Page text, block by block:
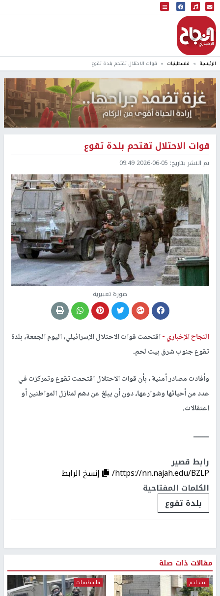
البث المباشر
إذاعة النجاح
الرئيسية فلسطينيات قوات الاحتلال تقتحم بلدة تقوع
قوات الاحتلال تقتحم بلدة تقوع
تم النشر بتاريخ: 2026-06-05 09:49
صورة تعبيرية
النجاح الإخباري -اقتحمت قوات الاحتلال الإسرائيلي، اليوم الجمعة، بلدة
تقوع جنوب شرق بيت لحم.
وأفادت مصادر أمنية ، بأن قوات الاحتلال اقتحمت تقوع وتمركزت في
عدد من أحيائها وشوارعها، دون أن يبلغ عن دهم لمنازل المواطنين أو
اعتقالات.
ــــــــ
رابط قصير
https://nn.najah.edu/BZLP/
إنسخ الرابط
الكلمات المفتاحية
بلدة تقوع
مقالات ذات صلة
بيت لحم فلسطينيات